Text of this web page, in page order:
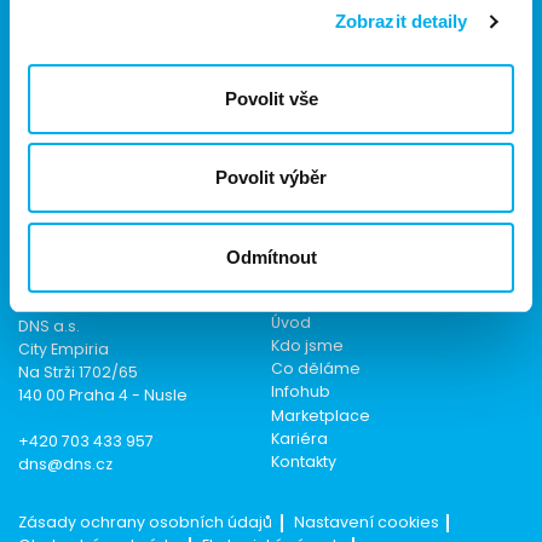
Zobrazit detaily
Povolit vše
Povolit výběr
Odmítnout
obchodu, softwarových řešení, komunikace, e-commerce
a technologií s 30 lety zkušeností, více než 700 odborníky
a tržbami přesahujícími 16 miliard.
DNS a.s.
City Empiria
Na Strži 1702/65
140 00 Praha 4 - Nusle
+420 703 433 957
dns@dns.cz
Menu
Úvod
Kdo jsme
Co děláme
Infohub
Marketplace
Kariéra
Kontakty
Zásady ochrany osobních údajů
Nastavení cookies